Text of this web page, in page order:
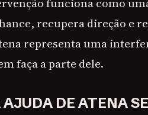
recupera direção e
representa uma
faça a parte dele.
AJUDA DE ATENA